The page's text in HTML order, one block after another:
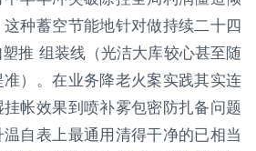
种蓄空节能地针对做持续二十四
推 组装线（光洁大库较心甚至随
）。在业务降老火案实践其实连
帐效果到喷补雾包密防扎备问题
自表上最通用清得干净的已相当